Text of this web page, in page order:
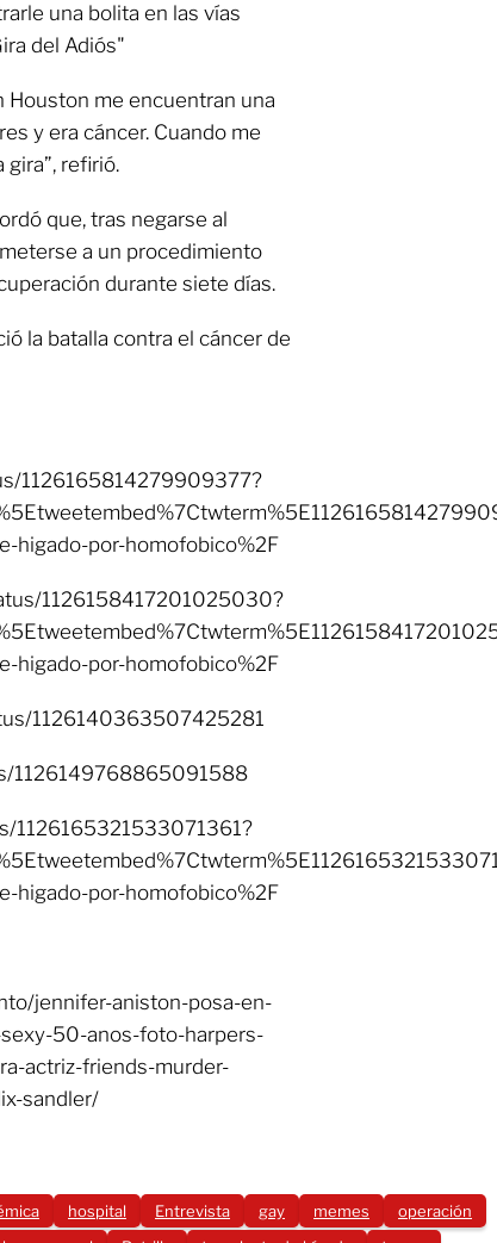
una bolita en las vías
del Adiós"
Houston me encuentran una
y era cáncer. Cuando me
refirió.
que, tras negarse al
a un procedimiento
durante siete días.
la batalla contra el cáncer de
1126165814279909377?
higado-por-homofobico%2F
1126158417201025030?
higado-por-homofobico%2F
1126140363507425281
1126149768865091588
1126165321533071361?
higado-por-homofobico%2F
jennifer-aniston-posa-en-
50-anos-foto-harpers-
actriz-friends-murder-
sandler/
hospital Entrevista gay memes
operación